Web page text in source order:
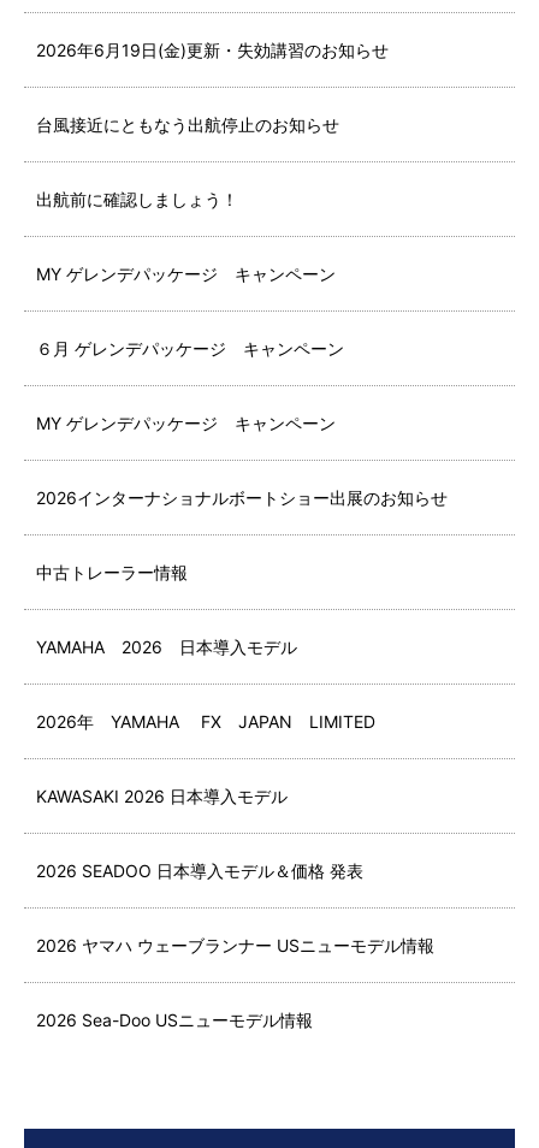
2026年6月19日(金)更新・失効講習のお知らせ
台風接近にともなう出航停止のお知らせ
出航前に確認しましょう！
MY ゲレンデパッケージ キャンペーン
６月 ゲレンデパッケージ キャンペーン
MY ゲレンデパッケージ キャンペーン
2026インターナショナルボートショー出展のお知らせ
中古トレーラー情報
YAMAHA 2026 日本導入モデル
2026年 YAMAHA FX JAPAN LIMITED
KAWASAKI 2026 日本導入モデル
2026 SEADOO 日本導入モデル＆価格 発表
2026 ヤマハ ウェーブランナー USニューモデル情報
2026 Sea-Doo USニューモデル情報